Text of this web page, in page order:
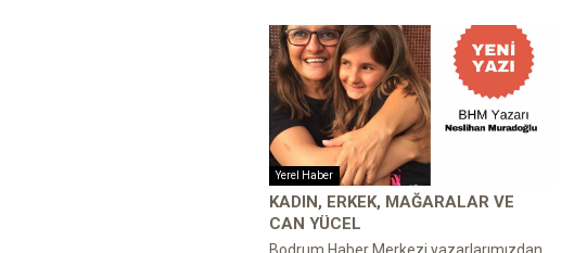
Yerel Haber
KADIN, ERKEK, MAĞARALAR VE
CAN YÜCEL
Bodrum Haber Merkezi yazarlarımızdan